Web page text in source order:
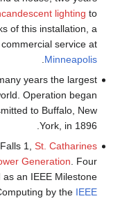
Edisondemonstrated
Within a matter of weeks
plant was also put into
Falls, New York. For
power station in the
and power was
Decew
,اونتاريو,كندا 25
Owned byOntario
operational. Recognized as
Engineering &